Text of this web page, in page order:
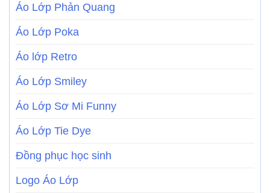
Áo Lớp Phản Quang
Áo Lớp Poka
Áo lớp Retro
Áo Lớp Smiley
Áo Lớp Sơ Mi Funny
Áo Lớp Tie Dye
Đồng phục học sinh
Logo Áo Lớp